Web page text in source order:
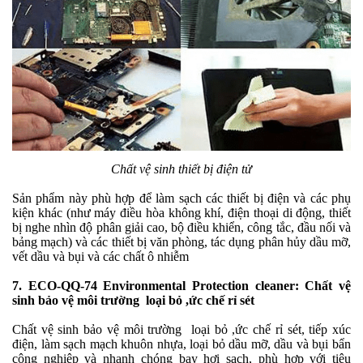
Chất vệ sinh thiết bị điện tử
Sản phẩm này phù hợp để làm sạch các thiết bị điện và các phụ
kiện khác (như máy điều hòa không khí, điện thoại di động, thiết
bị nghe nhìn độ phân giải cao, bộ điều khiển, công tắc, đầu nối và
bảng mạch) và các thiết bị văn phòng, tác dụng phân hủy dầu mỡ,
vết dầu và bụi và các chất ô nhiễm
7. ECO-QQ-74 Environmental Protection cleaner: Chất vệ
sinh bảo vệ môi trường loại bỏ ,ức chế rỉ sét
Chất vệ sinh bảo vệ môi trường loại bỏ ,ức chế rỉ sét, tiếp xúc
điện, làm sạch mạch khuôn nhựa, loại bỏ dầu mỡ, dầu và bụi bẩn
công nghiệp và nhanh chóng bay hơi sạch, phù hợp với tiêu